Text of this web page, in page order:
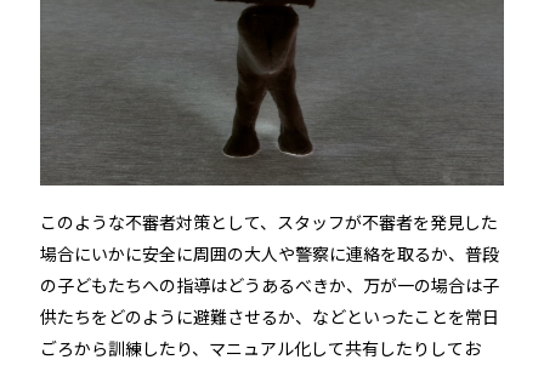
このような不審者対策として、スタッフが不審者を発見した
場合にいかに安全に周囲の大人や警察に連絡を取るか、普段
の子どもたちへの指導はどうあるべきか、万が一の場合は子
供たちをどのように避難させるか、などといったことを常日
ごろから訓練したり、マニュアル化して共有したりしてお